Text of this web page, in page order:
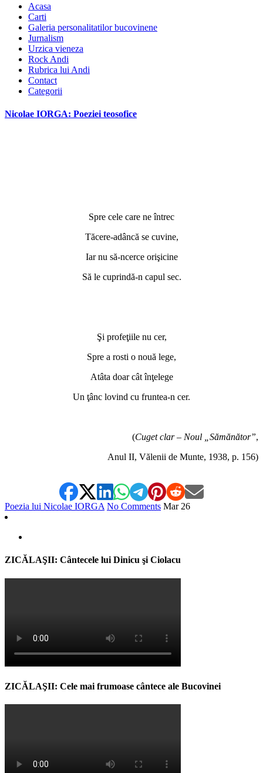
Acasa
Carti
Galeria personalitatilor bucovinene
Jurnalism
Urzica vieneza
Rock Andi
Rubrica lui Andi
Contact
Categorii
Nicolae IORGA: Poeziei teosofice
Spre cele care ne întrec
Tăcere-adâncă se cuvine,
Iar nu să-ncerce orişicine
Să le cuprindă-n capul sec.
Şi profeţiile nu cer,
Spre a rosti o nouă lege,
Atâta doar cât înţelege
Un ţânc lovind cu fruntea-n cer.
(Cuget clar– Noul „Sămănător”,
Anul II, Vălenii de Munte, 1938, p. 156)
Poezia lui Nicolae IORGA No Comments Mar 26
ZICĂLAŞII: Cântecele lui Dinicu şi Ciolacu
ZICĂLAŞII: Cele mai frumoase cântece ale Bucovinei